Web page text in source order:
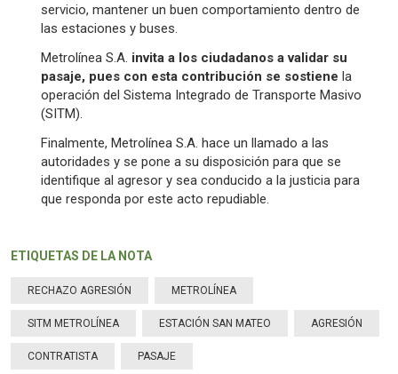
servicio, mantener un buen comportamiento dentro de
las estaciones y buses.
Metrolínea S.A. invita a los ciudadanos a validar su
pasaje, pues con esta contribución se sostiene la
operación del Sistema Integrado de Transporte Masivo
(SITM).
Finalmente, Metrolínea S.A. hace un llamado a las
autoridades y se pone a su disposición para que se
identifique al agresor y sea conducido a la justicia para
que responda por este acto repudiable.
ETIQUETAS DE LA NOTA
RECHAZO AGRESIÓN METROLÍNEA
SITM METROLÍNEA ESTACIÓN SAN MATEO AGRESIÓN
CONTRATISTA PASAJE